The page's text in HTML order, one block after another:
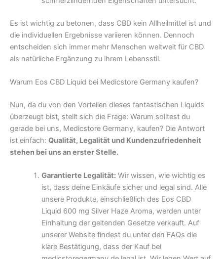
Es ist wichtig zu betonen, dass CBD kein Allheilmittel ist und
die individuellen Ergebnisse variieren können. Dennoch
entscheiden sich immer mehr Menschen weltweit für CBD
als natürliche Ergänzung zu ihrem Lebensstil.
Warum Eos CBD Liquid bei Medicstore Germany kaufen?
Nun, da du von den Vorteilen dieses fantastischen Liquids
überzeugt bist, stellt sich die Frage: Warum solltest du
gerade bei uns, Medicstore Germany, kaufen? Die Antwort
ist einfach: Qualität, Legalität und Kundenzufriedenheit
stehen bei uns an erster Stelle.
Garantierte Legalität:Wir wissen, wie wichtig es
ist, dass deine Einkäufe sicher und legal sind. Alle
unsere Produkte, einschließlich des Eos CBD
Liquid 600 mg Silver Haze Aroma, werden unter
Einhaltung der geltenden Gesetze verkauft. Auf
unserer Website findest du unter den FAQs die
klare Bestätigung, dass der Kauf bei